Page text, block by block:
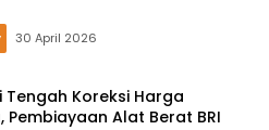
30 April 2026
Tengah Koreksi Harga
Pembiayaan Alat Berat BRI